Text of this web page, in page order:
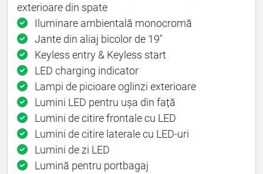
exterioare din spate
Iluminare ambientală monocromă
Jante din aliaj bicolor de 19"
Keyless entry & Keyless start
LED charging indicator
Lampi de picioare oglinzi exterioare
Lumini LED pentru ușa din față
Lumini de citire frontale cu LED
Lumini de citire laterale cu LED-uri
Lumini de zi LED
Lumină pentru portbagaj